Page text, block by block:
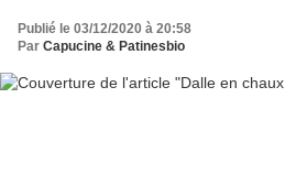
Publié le 03/12/2020 à 20:58
Par Capucine & Patinesbio